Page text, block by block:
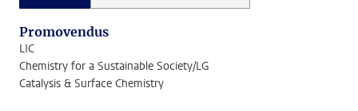
Promovendus
LIC
Chemistry for a Sustainable Society/LG
Catalysis & Surface Chemistry